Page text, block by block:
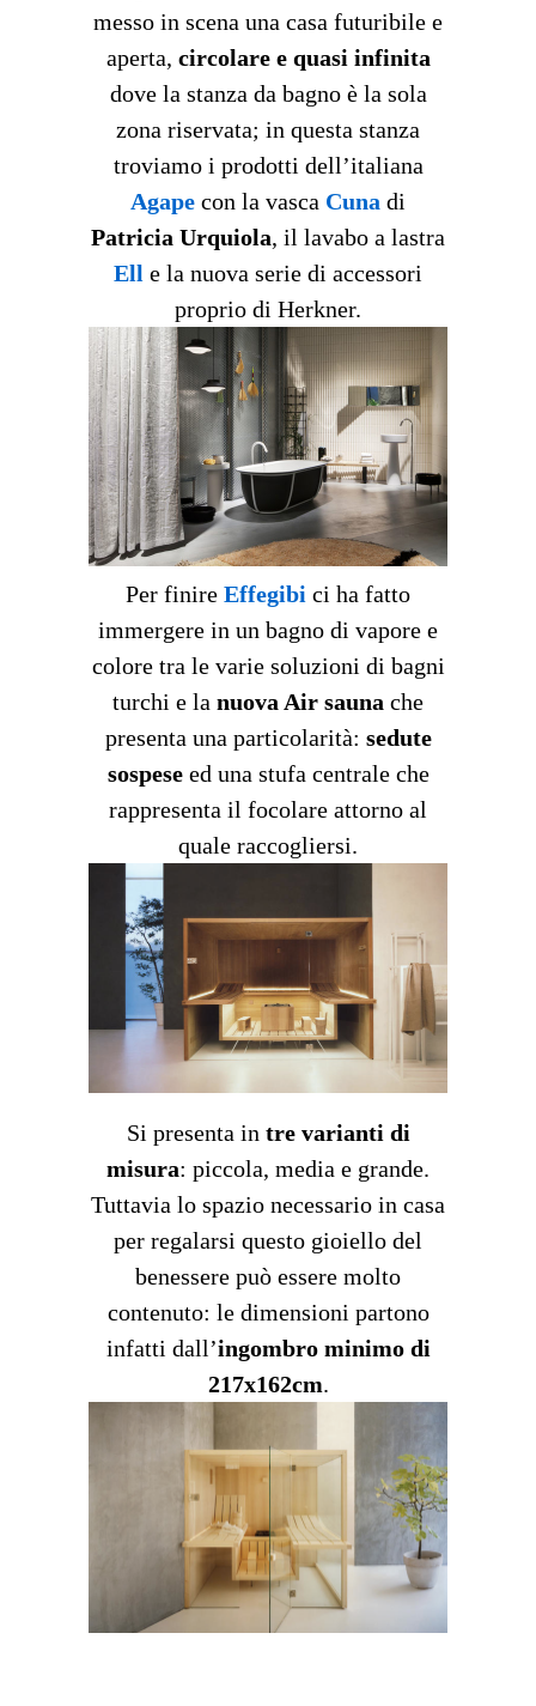
messo in scena una casa futuribile e
aperta, circolare e quasi infinita
dove la stanza da bagno è la sola
zona riservata; in questa stanza
troviamo i prodotti dell’italiana
Agape con la vasca Cuna di
Patricia Urquiola, il lavabo a lastra
Ell e la nuova serie di accessori
proprio di Herkner.
Per finire Effegibi ci ha fatto
immergere in un bagno di vapore e
colore tra le varie soluzioni di bagni
turchi e la nuova Air sauna che
presenta una particolarità: sedute
sospeseed una stufa centrale che
rappresenta il focolare attorno al
quale raccogliersi.
Si presenta in tre varianti di
misura: piccola, media e grande.
Tuttavia lo spazio necessario in casa
per regalarsi questo gioiello del
benessere può essere molto
contenuto: le dimensioni partono
infatti dall’ingombro minimo di
217x162cm.